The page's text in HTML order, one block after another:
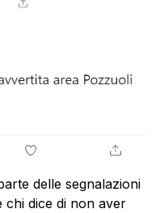
delle segnalazioni
chi dice di non aver